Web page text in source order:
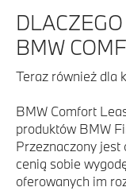
BMW
Teraz również dla
BMW Comfort
produktów BMW
Przeznaczony jest
cenią sobie
oferowanych im